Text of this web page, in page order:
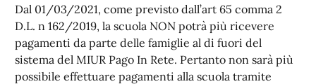
Dal 01/03/2021, come previsto dall’art 65 comma 2
D.L. n 162/2019, la scuola NON potrà più ricevere
pagamenti da parte delle famiglie al di fuori del
sistema del MIUR Pago In Rete. Pertanto non sarà più
possibile effettuare pagamenti alla scuola tramite